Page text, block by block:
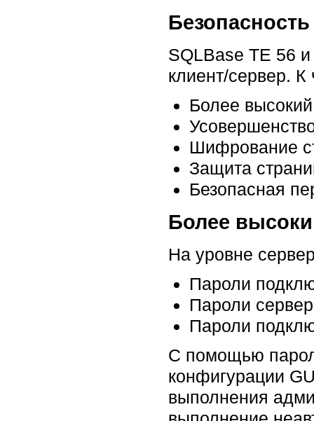
SQLBase TE 56
клиент/сервер.
Более
Шифрование
Защита
Безопасная
Более
На уровне
Пароли
Пароли
Пароли
С помощью
конфигурации
выполнения